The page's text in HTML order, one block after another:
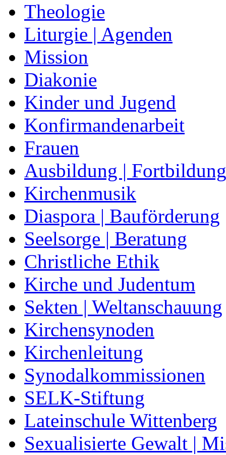
Theologie
Liturgie | Agenden
Mission
Diakonie
Kinder und Jugend
Konfirmandenarbeit
Frauen
Ausbildung | Fortbildung
Kirchenmusik
Diaspora | Bauförderung
Seelsorge | Beratung
Christliche Ethik
Kirche und Judentum
Sekten | Weltanschauung
Kirchensynoden
Kirchenleitung
Synodalkommissionen
SELK-Stiftung
Lateinschule Wittenberg
Sexualisierte Gewalt |